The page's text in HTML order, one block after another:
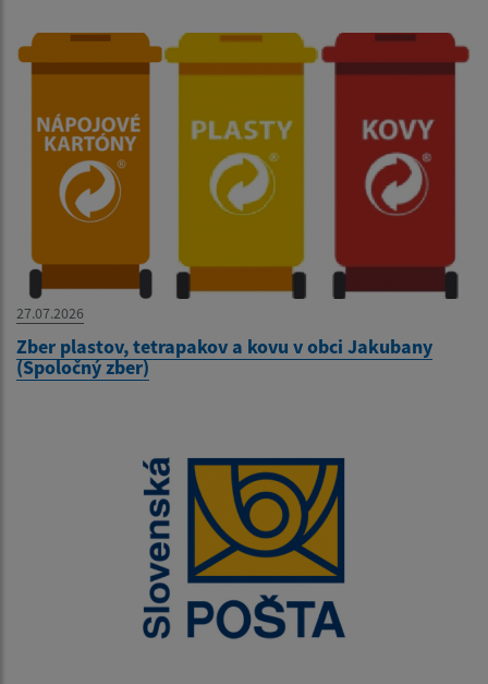
27.07.2026
Zber plastov, tetrapakov a kovu v obci Jakubany
(Spoločný zber)